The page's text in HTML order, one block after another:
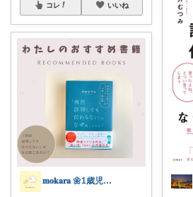
コレ いいね
𝐦𝐨𝐤𝐚𝐫𝐚 🌼1歳児ママ